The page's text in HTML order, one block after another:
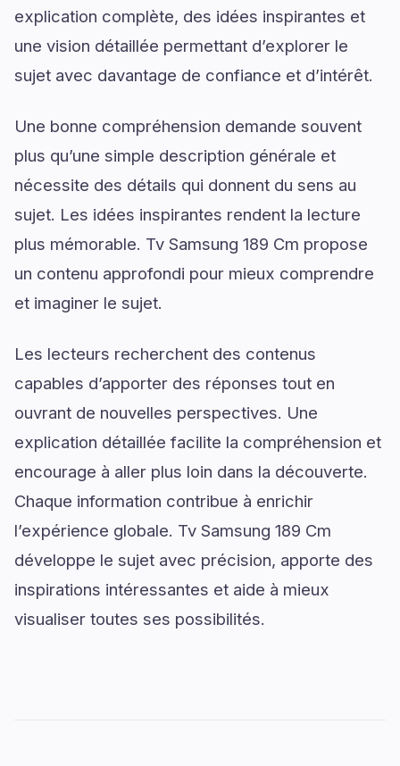
explication complète, des idées inspirantes et
une vision détaillée permettant d’explorer le
sujet avec davantage de confiance et d’intérêt.
Une bonne compréhension demande souvent
plus qu’une simple description générale et
nécessite des détails qui donnent du sens au
sujet. Les idées inspirantes rendent la lecture
plus mémorable. Tv Samsung 189 Cm propose
un contenu approfondi pour mieux comprendre
et imaginer le sujet.
Les lecteurs recherchent des contenus
capables d’apporter des réponses tout en
ouvrant de nouvelles perspectives. Une
explication détaillée facilite la compréhension et
encourage à aller plus loin dans la découverte.
Chaque information contribue à enrichir
l’expérience globale. Tv Samsung 189 Cm
développe le sujet avec précision, apporte des
inspirations intéressantes et aide à mieux
visualiser toutes ses possibilités.